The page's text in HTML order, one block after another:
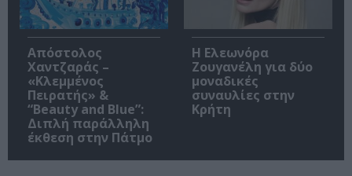
Απόστολος
Χαντζαράς –
«Κλεμμένος
Πειρατής» &
“Beauty and Blue”:
Διπλή παράλληλη
έκθεση στην Πάτμο
Η Ελεωνόρα
Ζουγανέλη για δύο
μοναδικές
συναυλίες στην
Κρήτη